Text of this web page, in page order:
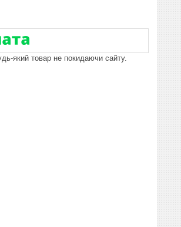
який товар не покидаючи сайту.